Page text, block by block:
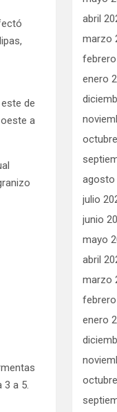
de
a
3 a 5.
abril
marzo
enero
agosto
julio
junio
mayo
abril
marzo
enero